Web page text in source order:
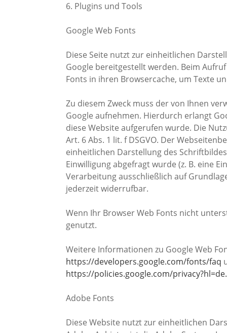
6. Plugins und Tools
Google Web Fonts
Diese Seite nutzt zur einheitlichen
Google bereitgestellt werden. Beim
Fonts in ihren Browsercache, um Texte
Zu diesem Zweck muss der von Ihnen
Google aufnehmen. Hierdurch erlangt
diese Website aufgerufen wurde. Die
Art. 6 Abs. 1 lit. f DSGVO. Der
einheitlichen Darstellung des
Einwilligung abgefragt wurde (z. B. eine
Verarbeitung ausschließlich auf
jederzeit widerrufbar.
Wenn Ihr Browser Web Fonts nicht
genutzt.
Weitere Informationen zu Google Web
https://developers.google.com/fonts/faq
https://policies.google.com/privacy?hl=de.
Adobe Fonts
Diese Website nutzt zur einheitlichen